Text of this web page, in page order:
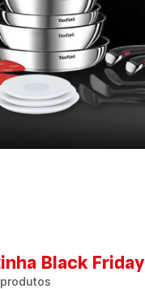
Black Friday